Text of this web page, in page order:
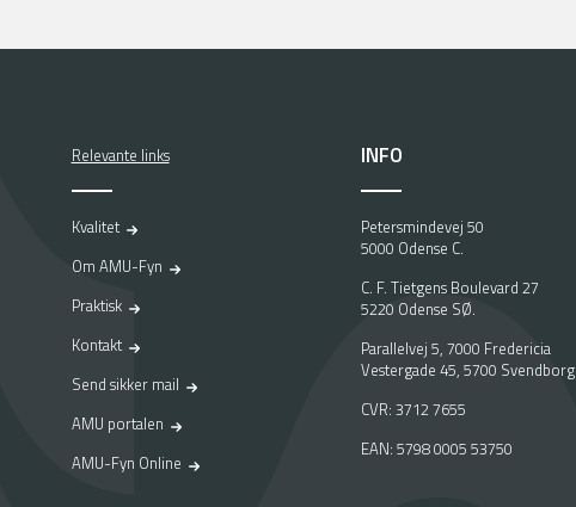
Relevante links
Kvalitet
Om AMU-Fyn
Praktisk
Kontakt
Send sikker mail
AMU portalen
AMU-Fyn Online
INFO
Petersmindevej 50
5000 Odense C.
C. F. Tietgens Boulevard 27
5220 Odense SØ.
Parallelvej 5, 7000 Fredericia
Vestergade 45, 5700 Svendborg
CVR: 3712 7655
EAN: 5798 0005 53750